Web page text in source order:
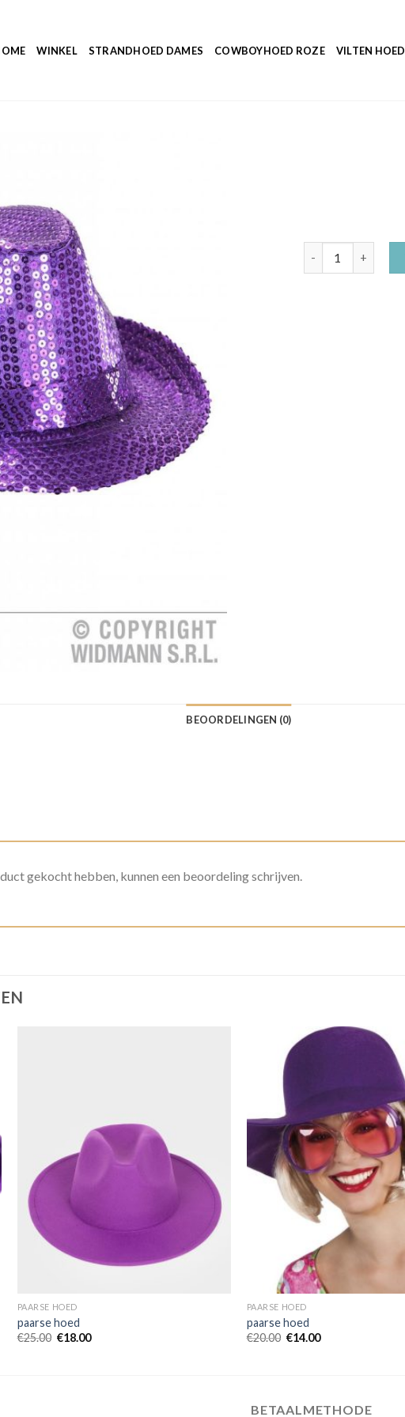
WINKEL STRANDHOED DAMES COWBOYHOED ROZE VILTEN HOED
BEOORDELINGEN (0)
gekocht hebben, kunnen een beoordeling schrijven.
PAARSE HOED
paarse hoed
€25.00 €18.00
PAARSE HOED
paarse hoed
€20.00 €14.00
BETAALMETHODE